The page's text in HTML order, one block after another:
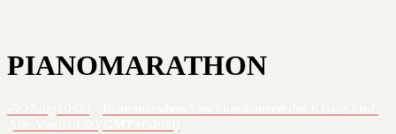
PIANOMARATHON